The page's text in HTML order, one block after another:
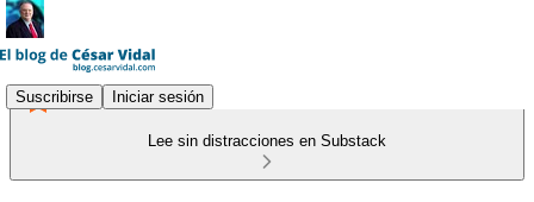
Suscribirse Iniciar sesión
Lee sin distracciones en Substack